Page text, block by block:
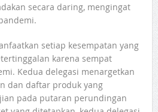
secara daring, mengingat
setiap kesempatan yang
karena sempat
Kedua delegasi menargetkan
dan daftar produk yang
pada putaran perundingan